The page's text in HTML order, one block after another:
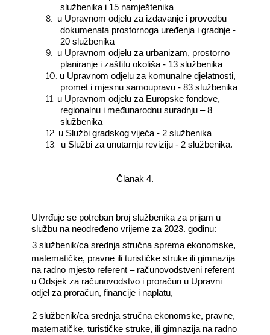
službenika i 15 namještenika
8.
u Upravnom odjelu za izdavanje i provedbu
dokumenata prostornoga uređenja i gradnje -
20 službenika
9.
u Upravnom odjelu za urbanizam, prostorno
planiranje i zaštitu okoliša - 13 službenika
10. u Upravnom odjelu za komunalne djelatnosti,
promet i mjesnu samoupravu - 83 službenika
11.
u Upravnom odjelu za Europske fondove,
regionalnu i međunarodnu suradnju – 8
službenika
12. u Službi gradskog vijeća - 2 službenika
13. u Službi za unutarnju reviziju - 2 službenika.
Članak 4.
Utvrđuje se potreban broj službenika za prijam u
službu na neodređeno vrijeme za 2023. godinu:
3 službenik/ca srednja stručna sprema ekonomske,
matematičke, pravne ili turističke struke ili gimnazija
na radno mjesto referent – računovodstveni referent
u Odsjek za računovodstvo i proračun u Upravni
odjel za proračun, financije i naplatu,
2 službenik/ca srednja stručna ekonomske, pravne,
matematičke, turističke struke, ili gimnazija na radno